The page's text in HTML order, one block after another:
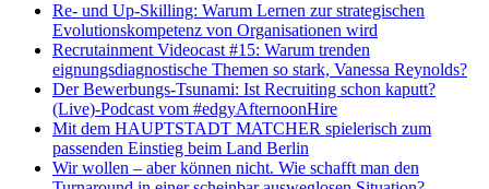
Re- und Up-Skilling: Warum Lernen zur strategischen
Evolutionskompetenz von Organisationen wird
Recrutainment Videocast #15: Warum trenden
eignungsdiagnostische Themen so stark, Vanessa Reynolds?
Der Bewerbungs-Tsunami: Ist Recruiting schon kaputt?
(Live)-Podcast vom #edgyAfternoonHire
Mit dem HAUPTSTADT MATCHER spielerisch zum
passenden Einstieg beim Land Berlin
Wir wollen – aber können nicht. Wie schafft man den